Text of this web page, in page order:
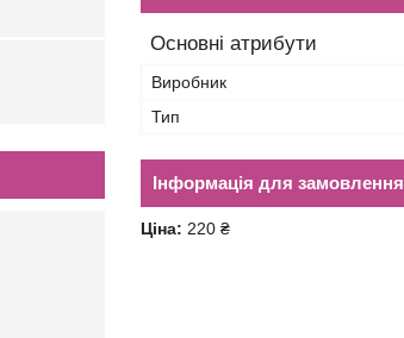
Основні атрибути
Виробник
Тип
Інформація для замовлення
Ціна: 220 ₴